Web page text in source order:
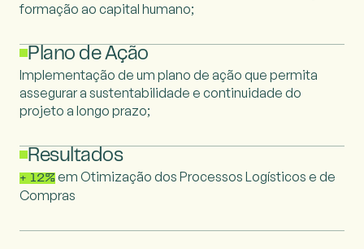
formação ao capital humano;
Plano de Ação
Implementação de um plano de ação que permita
assegurar a sustentabilidade e continuidade do
projeto a longo prazo;
Resultados
+ 12% em Otimização dos Processos Logísticos e de
Compras